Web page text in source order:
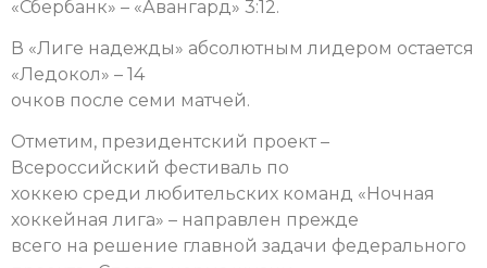
«Сбербанк» – «Авангард» 3:12.
В «Лиге надежды» абсолютным лидером остается
«Ледокол» – 14
очков после семи матчей.
Отметим, президентский проект –
Всероссийский фестиваль по
хоккею среди любительских команд «Ночная
хоккейная лига» – направлен прежде
всего на решение главной задачи федерального